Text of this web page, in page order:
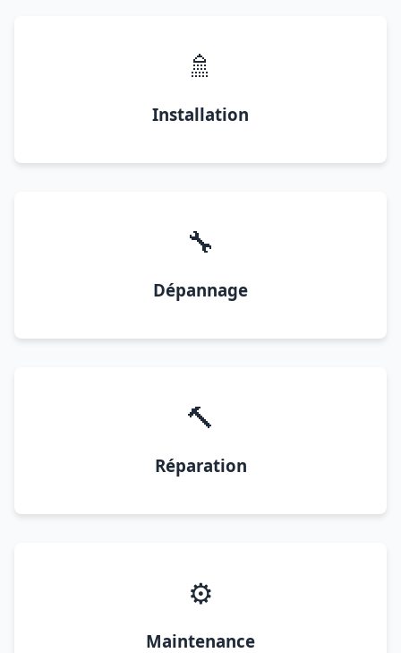
🚿
Installation
🔧
Dépannage
🔨
Réparation
⚙️
Maintenance